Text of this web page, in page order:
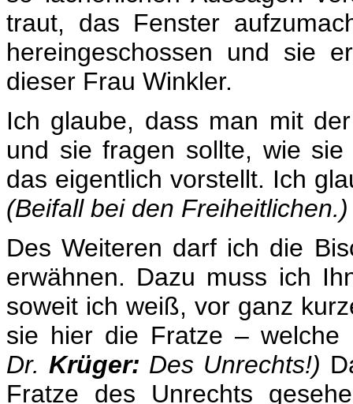
traut, das Fenster
hereingeschossen und sie
dieser Frau Winkler.
Ich glaube, dass man mit
und sie fragen sollte, wie
das eigentlich vorstellt. Ich
(Beifall bei den Freiheitlichen.)
Des Weiteren darf ich die
erwähnen. Dazu muss ich
soweit ich weiß, vor ganz
sie hier die Fratze –
Dr. Krüger: Des Unrechts!)
Fratze des Unrechts